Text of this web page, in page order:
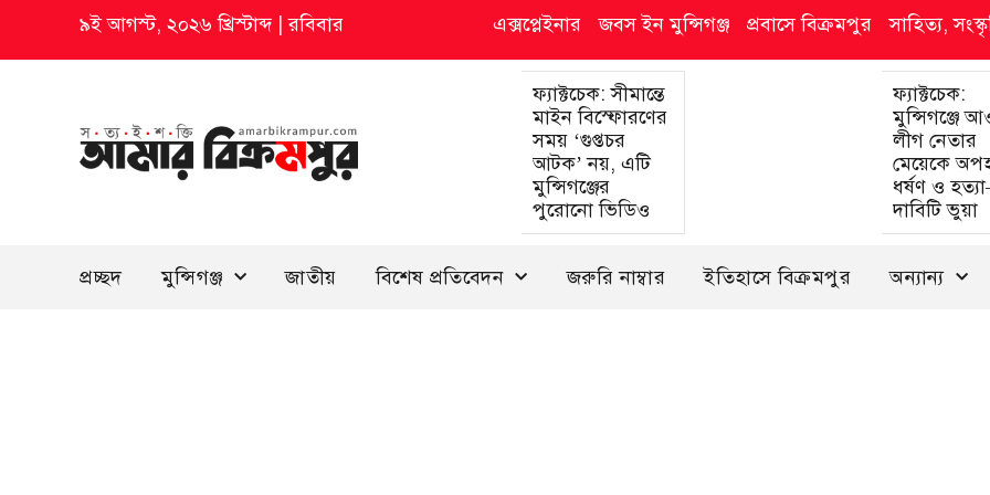
৯ই আগস্ট, ২০২৬ খ্রিস্টাব্দ|রবিবার এক্সপ্লেইনার জবস ইন মুন্সিগঞ্জ প্রবাসে বিক্রমপুর সাহিত্য,
ফ্যাক্টচেক: সীমান্তে
মাইন বিস্ফোরণের
সময় ‘গুপ্তচর
আটক’ নয়, এটি
মুন্সিগঞ্জের
পুরোনো ভিডিও
ফ্যাক্টচেক:
মুন্সিগঞ্জে
লীগ নেতার
মেয়েকে
ধর্ষণ ও
দাবিটি ভুয়া
প্রচ্ছদ মুন্সিগঞ্জ জাতীয় বিশেষ প্রতিবেদন জরুরি নাম্বার ইতিহাসে বিক্রমপুর অন্যান্য